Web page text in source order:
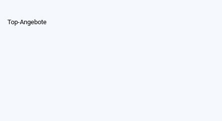
Top-Angebote